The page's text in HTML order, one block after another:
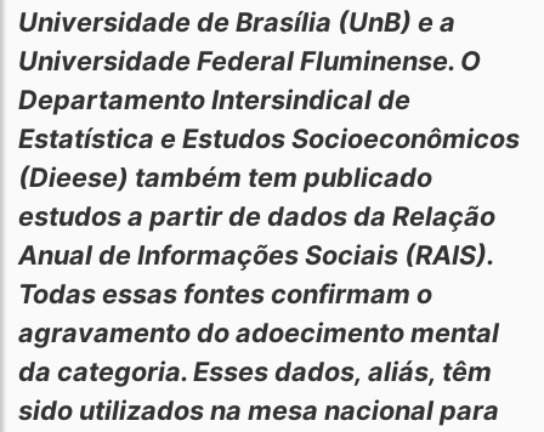
Universidade de Brasília (UnB) e a
Universidade Federal Fluminense. O
Departamento Intersindical de
Estatística e Estudos Socioeconômicos
(Dieese) também tem publicado
estudos a partir de dados da Relação
Anual de Informações Sociais (RAIS).
Todas essas fontes confirmam o
agravamento do adoecimento mental
da categoria. Esses dados, aliás, têm
sido utilizados na mesa nacional para